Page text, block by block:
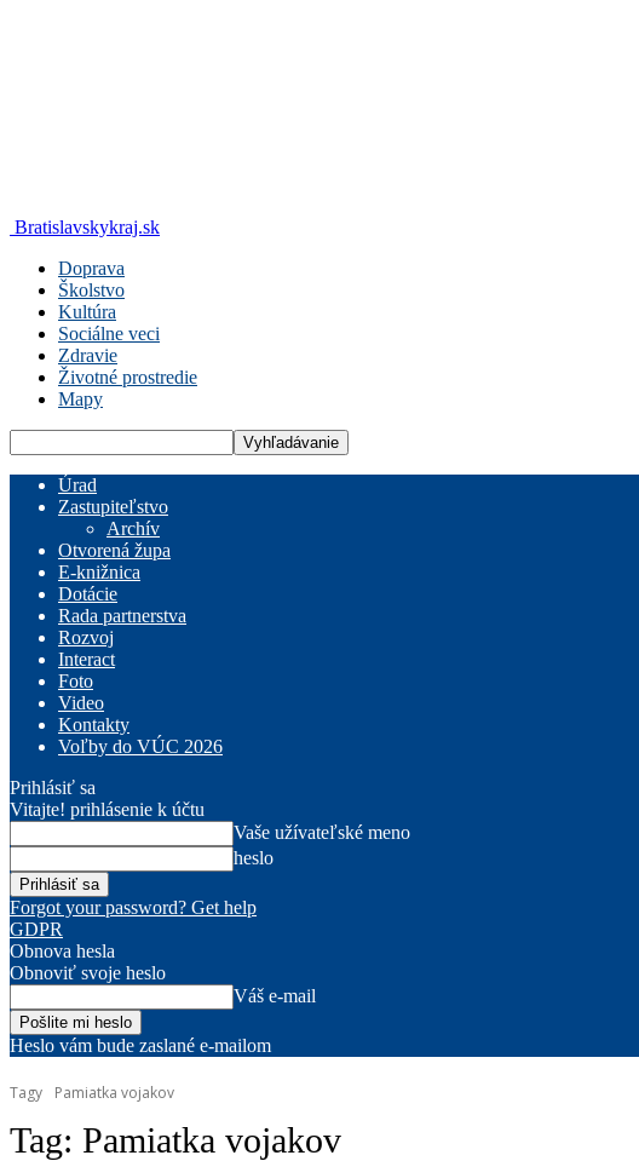
Bratislavskykraj.sk
Doprava
Školstvo
Kultúra
Sociálne veci
Zdravie
Životné prostredie
Mapy
Úrad
Zastupiteľstvo
Archív
Otvorená župa
E-knižnica
Dotácie
Rada partnerstva
Rozvoj
Interact
Foto
Video
Kontakty
Voľby do VÚC 2026
Prihlásiť sa
Vitajte! prihlásenie k účtu
Vaše užívateľské meno
heslo
Forgot your password? Get help
GDPR
Obnova hesla
Obnoviť svoje heslo
Váš e-mail
Heslo vám bude zaslané e-mailom
Tagy Pamiatka vojakov
Tag: Pamiatka vojakov